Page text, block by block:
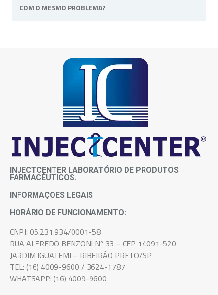
prazos entre em contato conosco.
COM O MESMO PROBLEMA?
sintomas de cada paciente.
INJECTCENTER LABORATÓRIO DE PRODUTOS
FARMACÊUTICOS.
INFORMAÇÕES LEGAIS
HORÁRIO DE FUNCIONAMENTO:
CNPJ: 05.231.934/0001-58
RUA ALFREDO BENZONI Nº 33 – CEP 14091-520
JARDIM IGUATEMI – RIBEIRÃO PRETO/SP
TEL: (16) 4009-9600 / 3624-1787
WHATSAPP: (16) 4009-9600